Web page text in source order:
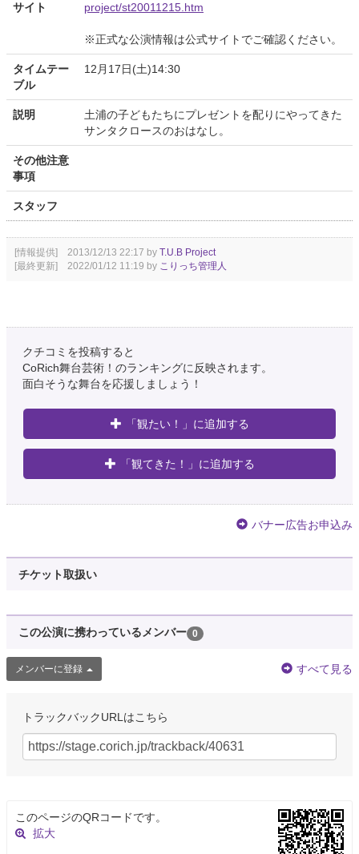
サイト
project/st20011215.htm
※正式な公演情報は公式サイトでご確認ください。
タイムテー
ブル
12月17日(土)14:30
説明
土浦の子どもたちにプレゼントを配りにやってきた
サンタクロースのおはなし。
その他注意
事項
スタッフ
[情報提供] 2013/12/13 22:17 by T.U.B Project
[最終更新] 2022/01/12 11:19 by こりっち管理人
クチコミを投稿すると
CoRich舞台芸術！のランキングに反映されます。
面白そうな舞台を応援しましょう！
「観たい！」に追加する
「観てきた！」に追加する
バナー広告お申込み
チケット取扱い
この公演に携わっているメンバー 0
メンバーに登録 すべて見る
トラックバックURLはこちら
このページのQRコードです。
拡大